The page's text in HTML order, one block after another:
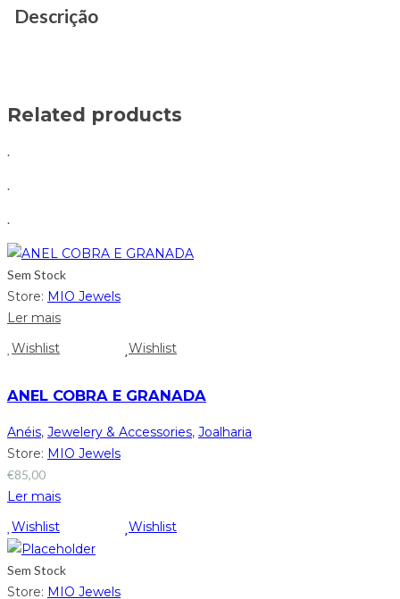
Descrição
Related products
.
.
.
Sem Stock
Store: MIO Jewels
Ler mais
Wishlist
Wishlist
ANEL COBRA E GRANADA
Anéis, Jewelery & Accessories, Joalharia
Store: MIO Jewels
€85,00
Ler mais
Wishlist
Wishlist
Sem Stock
Store: MIO Jewels